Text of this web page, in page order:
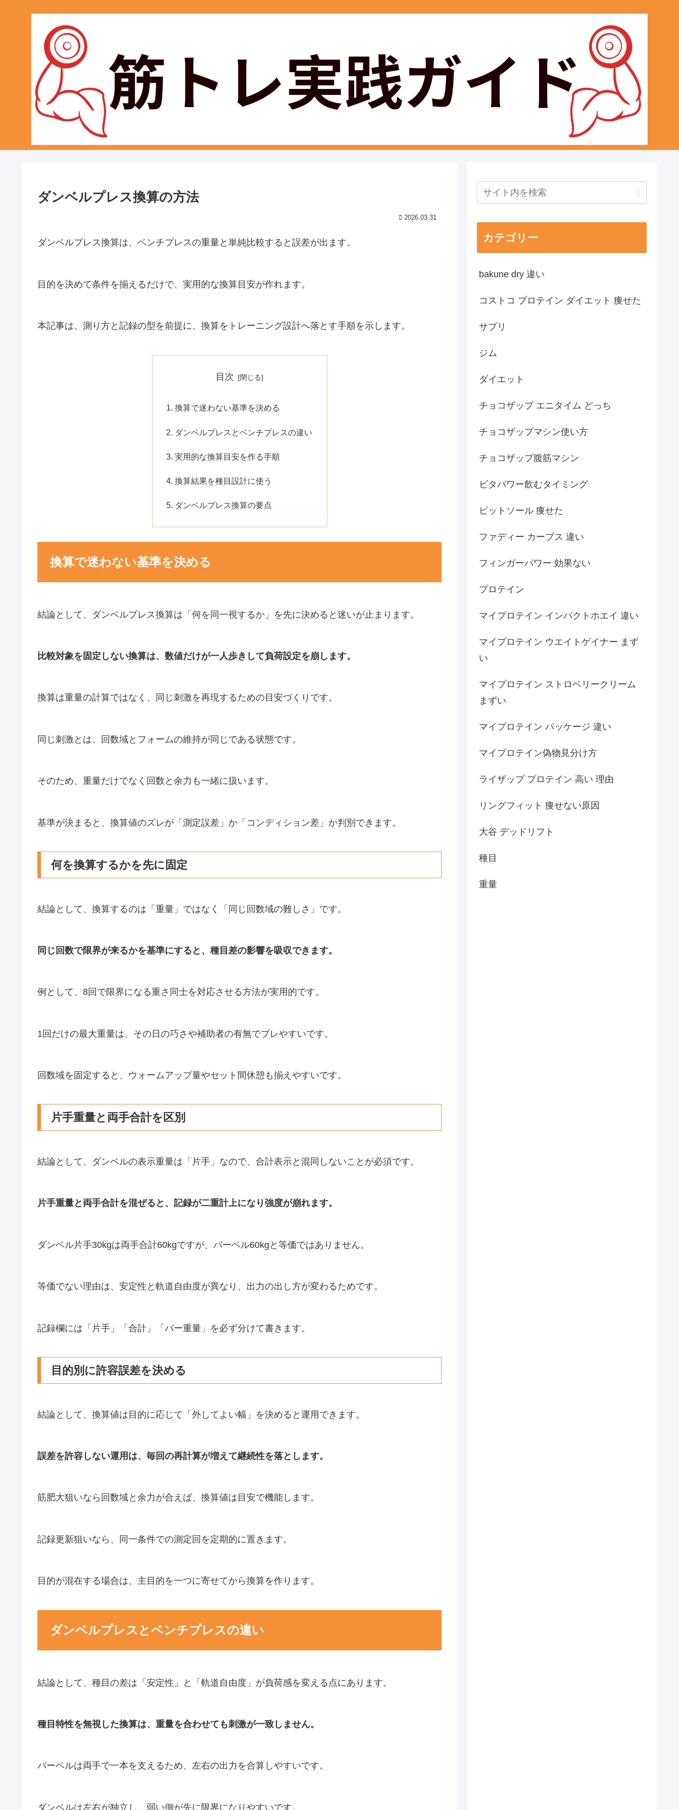
ダンベルプレス換算の方法
2026.03.31
ダンベルプレス換算は、ベンチプレスの重量と単純比較すると誤差が出ます。
目的を決めて条件を揃えるだけで、実用的な換算目安が作れます。
本記事は、測り方と記録の型を前提に、換算をトレーニング設計へ落とす手順を示します。
目次
換算で迷わない基準を決める
ダンベルプレスとベンチプレスの違い
実用的な換算目安を作る手順
換算結果を種目設計に使う
ダンベルプレス換算の要点
換算で迷わない基準を決める
結論として、ダンベルプレス換算は「何を同一視するか」を先に決めると迷いが止まります。
比較対象を固定しない換算は、数値だけが一人歩きして負荷設定を崩します。
換算は重量の計算ではなく、同じ刺激を再現するための目安づくりです。
同じ刺激とは、回数域とフォームの維持が同じである状態です。
そのため、重量だけでなく回数と余力も一緒に扱います。
基準が決まると、換算値のズレが「測定誤差」か「コンディション差」か判別できます。
何を換算するかを先に固定
結論として、換算するのは「重量」ではなく「同じ回数域の難しさ」です。
同じ回数で限界が来るかを基準にすると、種目差の影響を吸収できます。
例として、8回で限界になる重さ同士を対応させる方法が実用的です。
1回だけの最大重量は、その日の巧さや補助者の有無でブレやすいです。
回数域を固定すると、ウォームアップ量やセット間休憩も揃えやすいです。
片手重量と両手合計を区別
結論として、ダンベルの表示重量は「片手」なので、合計表示と混同しないことが必須です。
片手重量と両手合計を混ぜると、記録が二重計上になり強度が崩れます。
ダンベル片手30kgは両手合計60kgですが、バーベル60kgと等価ではありません。
等価でない理由は、安定性と軌道自由度が異なり、出力の出し方が変わるためです。
記録欄には「片手」「合計」「バー重量」を必ず分けて書きます。
目的別に許容誤差を決める
結論として、換算値は目的に応じて「外してよい幅」を決めると運用できます。
誤差を許容しない運用は、毎回の再計算が増えて継続性を落とします。
筋肥大狙いなら回数域と余力が合えば、換算値は目安で機能します。
記録更新狙いなら、同一条件での測定回を定期的に置きます。
目的が混在する場合は、主目的を一つに寄せてから換算を作ります。
ダンベルプレスとベンチプレスの違い
結論として、種目の差は「安定性」と「軌道自由度」が負荷感を変える点にあります。
種目特性を無視した換算は、重量を合わせても刺激が一致しません。
バーベルは両手で一本を支えるため、左右の出力を合算しやすいです。
ダンベルは左右が独立し、弱い側が先に限界になりやすいです。
カテゴリー
bakune dry 違い
コストコ プロテイン ダイエット 痩せた
サプリ
ジム
ダイエット
チョコザップ エニタイム どっち
チョコザップマシン使い方
チョコザップ腹筋マシン
ビタパワー飲むタイミング
ピットソール 痩せた
ファディー カーブス 違い
フィンガーパワー 効果ない
プロテイン
マイプロテイン インパクトホエイ 違い
マイプロテイン ウエイトゲイナー まず
い
マイプロテイン ストロベリークリーム
まずい
マイプロテイン パッケージ 違い
マイプロテイン偽物見分け方
ライザップ プロテイン 高い 理由
リングフィット 痩せない原因
大谷 デッドリフト
種目
重量